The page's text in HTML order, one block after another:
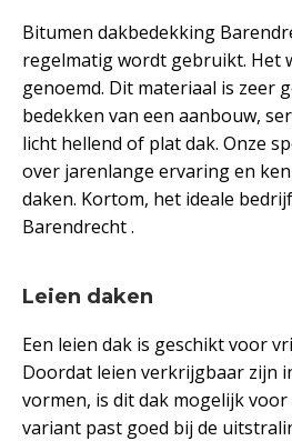
Bitumen dakbedekking
regelmatig wordt gebruikt. Het
genoemd. Dit materiaal is zeer
bedekken van een aanbouw,
licht hellend of plat dak. Onze
over jarenlange ervaring en
daken. Kortom, het ideale
Barendrecht .
Leien daken
Een leien dak is geschikt voor
Doordat leien verkrijgbaar zijn
vormen, is dit dak mogelijk
variant past goed bij de